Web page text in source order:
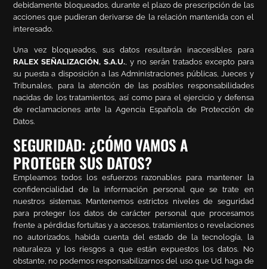
debidamente bloqueados, durante el plazo de prescripción de las
acciones que pudieran derivarse de la relación mantenida con el
interesado.
Una vez bloqueados, sus datos resultarán inaccesibles para
RALEX SEÑALIZACIÓN, S.A.U. , y no serán tratados excepto para
su puesta a disposición a las Administraciones públicas, Jueces y
Tribunales, para la atención de las posibles responsabilidades
nacidas de los tratamientos, así como para el ejercicio y defensa
de reclamaciones ante la Agencia Española de Protección de
Datos.
SEGURIDAD: ¿CÓMO VAMOS A
PROTEGER SUS DATOS?
Empleamos todos los esfuerzos razonables para mantener la
confidencialidad de la información personal que se trate en
nuestros sistemas. Mantenemos estrictos niveles de seguridad
para proteger los datos de carácter personal que procesamos
frente a pérdidas fortuitas y a accesos, tratamientos o revelaciones
no autorizados, habida cuenta del estado de la tecnología, la
naturaleza y los riesgos a que están expuestos los datos. No
obstante, no podemos responsabilizarnos del uso que Ud. haga de